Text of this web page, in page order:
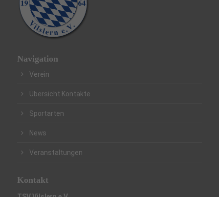
Navigation
Verein
Übersicht Kontakte
Sportarten
News
Veranstaltungen
Kontakt